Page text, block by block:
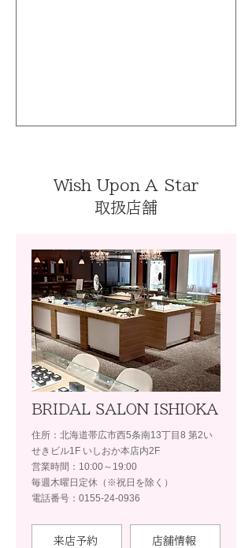
Wish Upon A Star
取扱店舗
BRIDAL SALON ISHIOKA
住所：北海道帯広市西5条南13丁目8 第2い
せきビル1F いしおか本店内2F
営業時間：10:00～19:00
毎週木曜日定休（※祝日を除く）
電話番号：0155-24-0936
来店予約 店舗情報